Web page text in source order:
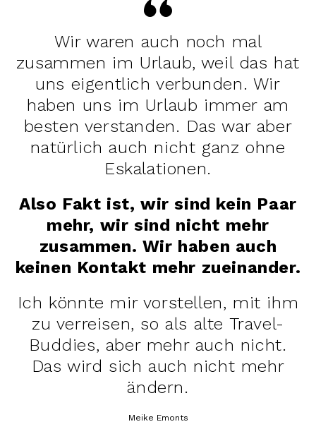
Wir waren auch noch mal
zusammen im Urlaub, weil das hat
uns eigentlich verbunden. Wir
haben uns im Urlaub immer am
besten verstanden. Das war aber
natürlich auch nicht ganz ohne
Eskalationen.
Also Fakt ist, wir sind kein Paar
mehr, wir sind nicht mehr
zusammen. Wir haben auch
keinen Kontakt mehr zueinander.
Ich könnte mir vorstellen, mit ihm
zu verreisen, so als alte Travel-
Buddies, aber mehr auch nicht.
Das wird sich auch nicht mehr
ändern.
Meike Emonts